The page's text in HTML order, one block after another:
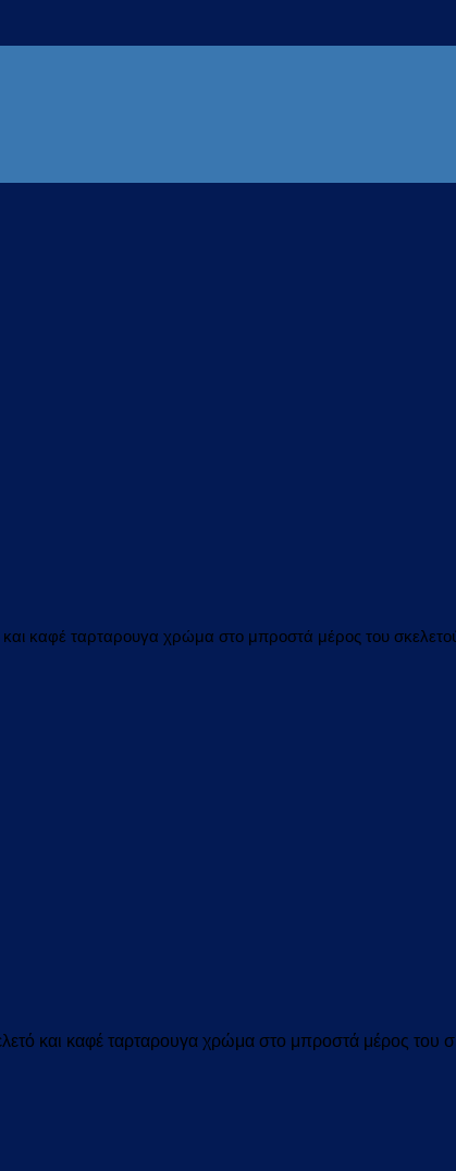
καφέ ταρταρουγα χρώμα στο μπροστά μέρος του
και καφέ ταρταρουγα χρώμα στο μπροστά μέρος του